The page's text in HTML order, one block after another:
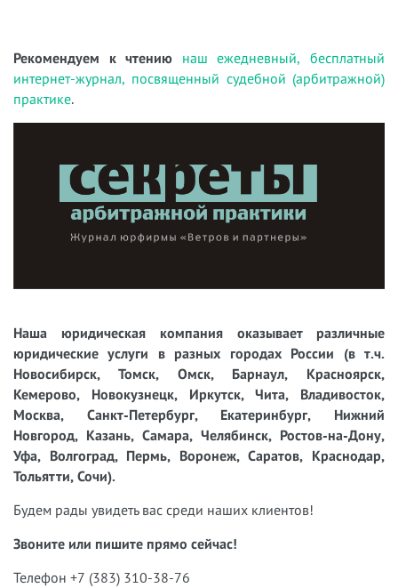
Рекомендуем к чтению наш ежедневный, бесплатный
интернет-журнал, посвященный судебной (арбитражной)
практике.
Наша юридическая компания оказывает различные
юридические услуги в разных городах России (в т.ч.
Новосибирск, Томск, Омск, Барнаул, Красноярск,
Кемерово, Новокузнецк, Иркутск, Чита, Владивосток,
Москва, Санкт-Петербург, Екатеринбург, Нижний
Новгород, Казань, Самара, Челябинск, Ростов-на-Дону,
Уфа, Волгоград, Пермь, Воронеж, Саратов, Краснодар,
Тольятти, Сочи).
Будем рады увидеть вас среди наших клиентов!
Звоните или пишите прямо сейчас!
Телефон +7 (383) 310-38-76